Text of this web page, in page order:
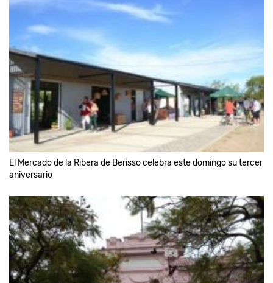
El Mercado de la Ribera de Berisso celebra este domingo su tercer
aniversario